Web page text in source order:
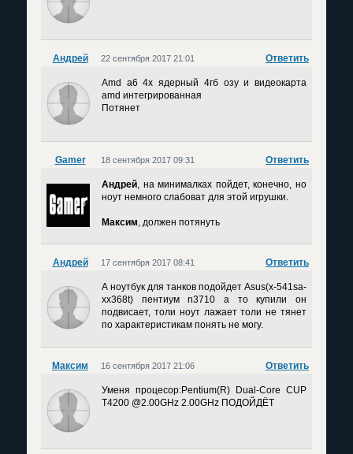
Андрей Ответить
22 сентября 2017 21:01
Amd a6 4х ядерный 4гб озу и видеокарта
amd интегрированная
Потянет
Gamer Ответить
18 сентября 2017 09:31
Андрей , на минималках пойдет, конечно, но
ноут немного слабоват для этой игрушки.
Максим , должен потянуть
Андрей Ответить
17 сентября 2017 08:41
А ноутбук для танков подойдет Asus(x-541sa-
xx368t) пентиум n3710 а то купили он
подвисает, толи ноут лажает толи не тянет
по характеристикам понять не могу.
Максим Ответить
16 сентября 2017 21:06
Уменя процесор:Pentium(R) Dual-Core CUP
T4200 @2.00GHz 2.00GHz ПОДОЙДЁТ